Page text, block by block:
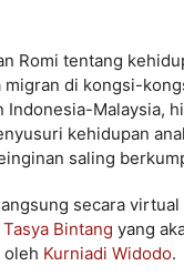
Romi tentang
di kongsi-
Malaysia,
kehidupan
saling
secara
Tasya Bintang yang
oleh Kurniadi Widodo.